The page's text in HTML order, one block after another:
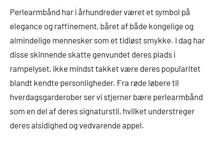
Perlearmbånd har i århundreder været et symbol på
elegance og raffinement, båret af både kongelige og
almindelige mennesker som et tidløst smykke. I dag har
disse skinnende skatte genvundet deres plads i
rampelyset, ikke mindst takket være deres popularitet
blandt kendte personligheder. Fra røde løbere til
hverdagsgarderober ser vi stjerner bære perlearmbånd
som en del af deres signaturstil, hvilket understreger
deres alsidighed og vedvarende appel.